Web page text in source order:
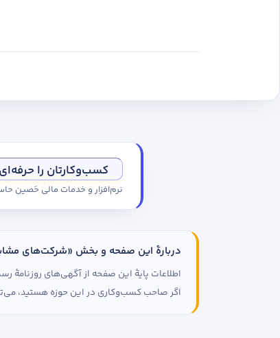
کسب‌وکارتان را
نرم‌افزار و خدمات مالی حَصین
دربارهٔ این صفحه و بخش «شرکت‌های
اطلاعات پایهٔ این صفحه از آگهی‌های
اگر صاحب کسب‌وکاری در این حوزه هستید،